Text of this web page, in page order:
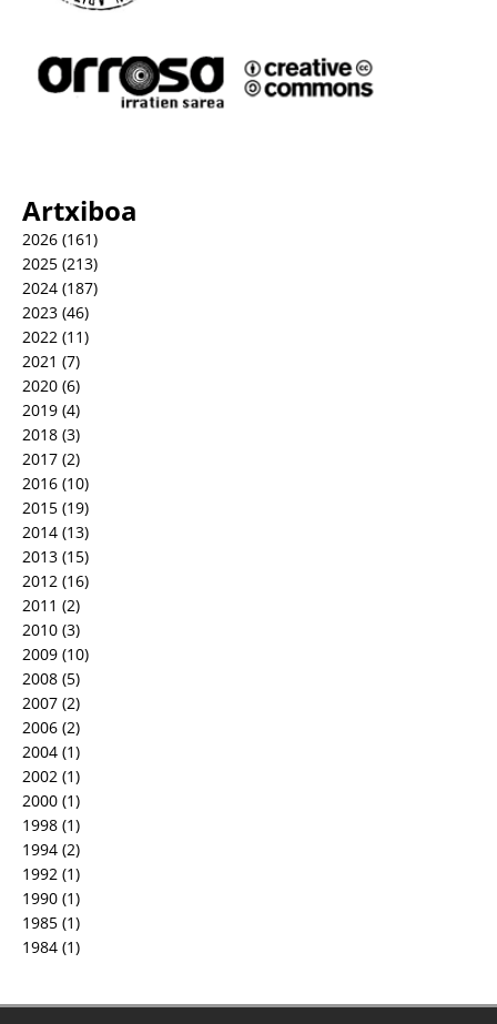
Artxiboa
2026 (161)
2025 (213)
2024 (187)
2023 (46)
2022 (11)
2021 (7)
2020 (6)
2019 (4)
2018 (3)
2017 (2)
2016 (10)
2015 (19)
2014 (13)
2013 (15)
2012 (16)
2011 (2)
2010 (3)
2009 (10)
2008 (5)
2007 (2)
2006 (2)
2004 (1)
2002 (1)
2000 (1)
1998 (1)
1994 (2)
1992 (1)
1990 (1)
1985 (1)
1984 (1)